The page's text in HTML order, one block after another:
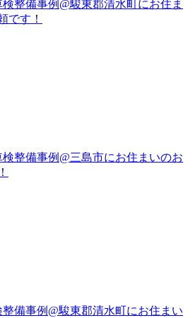
整備事例@駿東郡清水町にお住ま
です！
整備事例@三島市にお住まいのお
整備事例@駿東郡清水町にお住まい